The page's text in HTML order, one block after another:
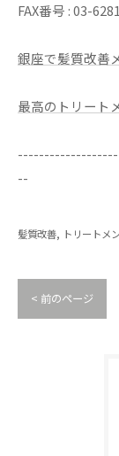
FAX番号 : 03-
銀座で髪質改善
最高のトリート
--
髪質改善 トリートメ
< 前のページ